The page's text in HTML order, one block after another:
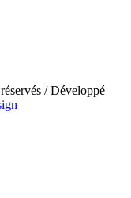
/ Développé